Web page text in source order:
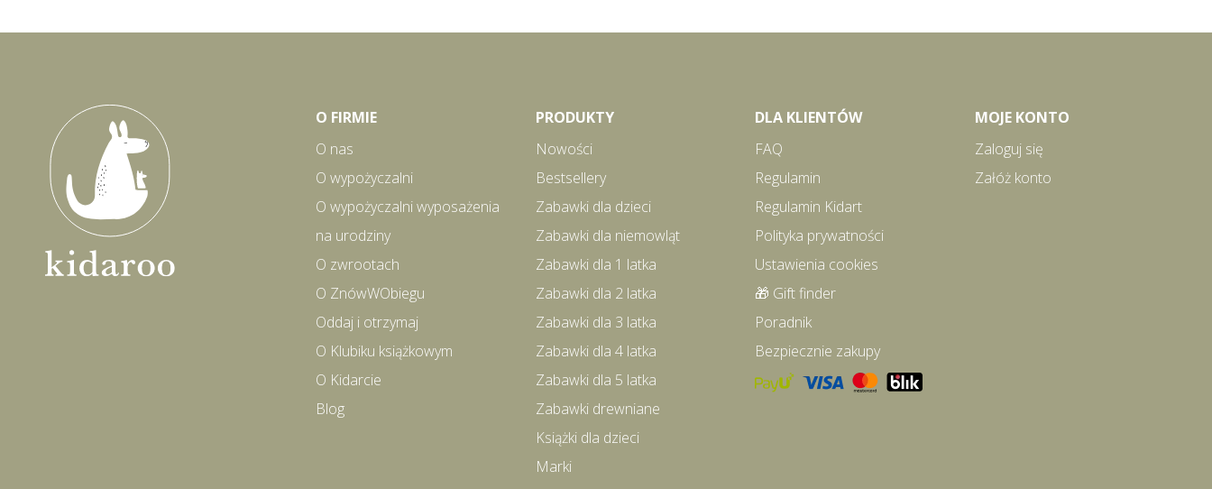
O FIRMIE
O nas
O wypożyczalni
O wypożyczalni wyposażenia
na urodziny
O zwrootach
O ZnówWObiegu
Oddaj i otrzymaj
O Klubiku książkowym
O Kidarcie
Blog
PRODUKTY
Nowości
Bestsellery
Zabawki dla dzieci
Zabawki dla niemowląt
Zabawki dla 1 latka
Zabawki dla 2 latka
Zabawki dla 3 latka
Zabawki dla 4 latka
Zabawki dla 5 latka
Zabawki drewniane
Książki dla dzieci
Marki
DLA KLIENTÓW
FAQ
Regulamin
Regulamin Kidart
Polityka prywatności
Ustawienia cookies
🎁 Gift finder
Poradnik
Bezpiecznie zakupy
MOJE KONTO
Zaloguj się
Załóż konto